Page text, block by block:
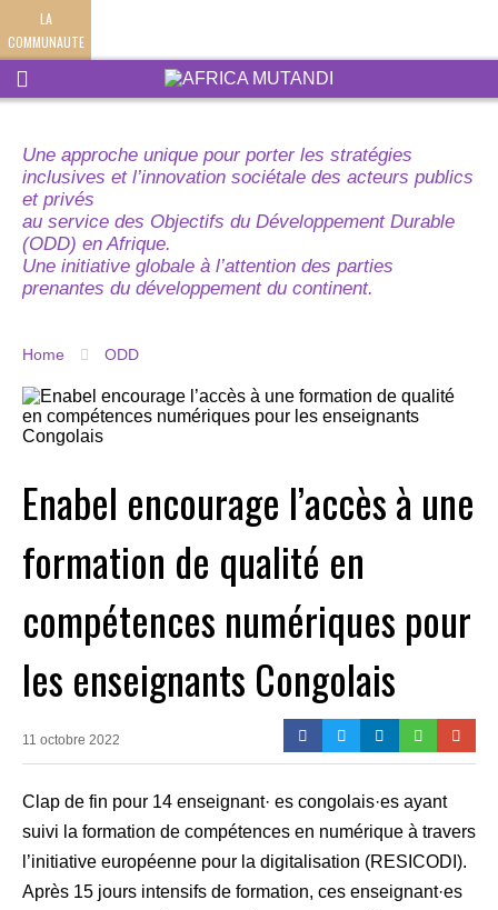
LA
COMMUNAUTE
Une approche unique pour porter les stratégies
inclusives et l’innovation sociétale des acteurs publics
et privés
au service des Objectifs du Développement Durable
(ODD) en Afrique.
Une initiative globale à l’attention des parties
prenantes du développement du continent.
Home ODD
Enabel encourage l’accès à une
formation de qualité en
compétences numériques pour
les enseignants Congolais
11 octobre 2022
Clap de fin pour 14 enseignant· es congolais·es ayant
suivi la formation de compétences en numérique à travers
l’initiative européenne pour la digitalisation (RESICODI).
Après 15 jours intensifs de formation, ces enseignant·es